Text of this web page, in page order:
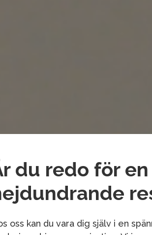
du redo för en
oss kan du vara dig själv i en